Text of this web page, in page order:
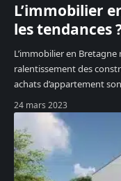
L’immobilier
les tendances
L’immobilier en Bretagne
ralentissement des
achats d’appartement
24 mars 2023